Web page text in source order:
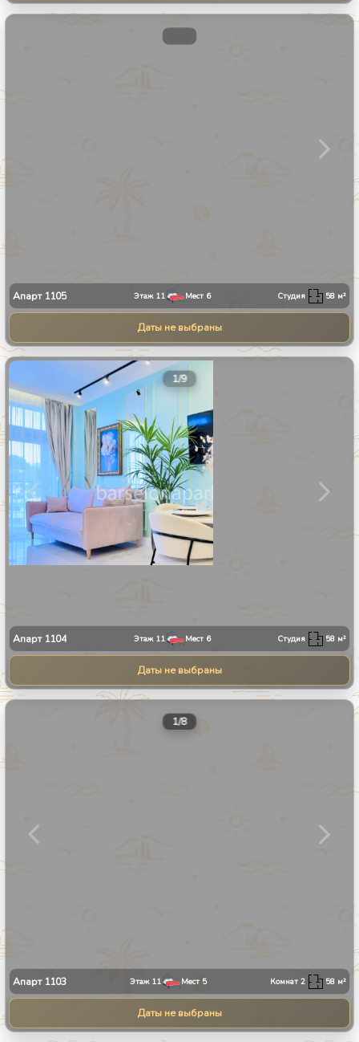
Апарт 1105 Этаж 11 Мест 6 Студия 58 м²
Даты не выбраны
1/9
Апарт 1104 Этаж 11 Мест 6 Студия 58 м²
Даты не выбраны
1/8
Апарт 1103 Этаж 11 Мест 5 Комнат2 58 м²
Даты не выбраны